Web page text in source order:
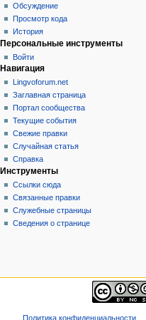
Обсуждение
Просмотр кода
История
Персональные инструменты
Войти
Навигация
Lingvoforum.net
Заглавная страница
Портал сообщества
Текущие события
Свежие правки
Случайная статья
Справка
Инструменты
Ссылки сюда
Связанные правки
Служебные страницы
Сведения о странице
Политика конфиденциальности